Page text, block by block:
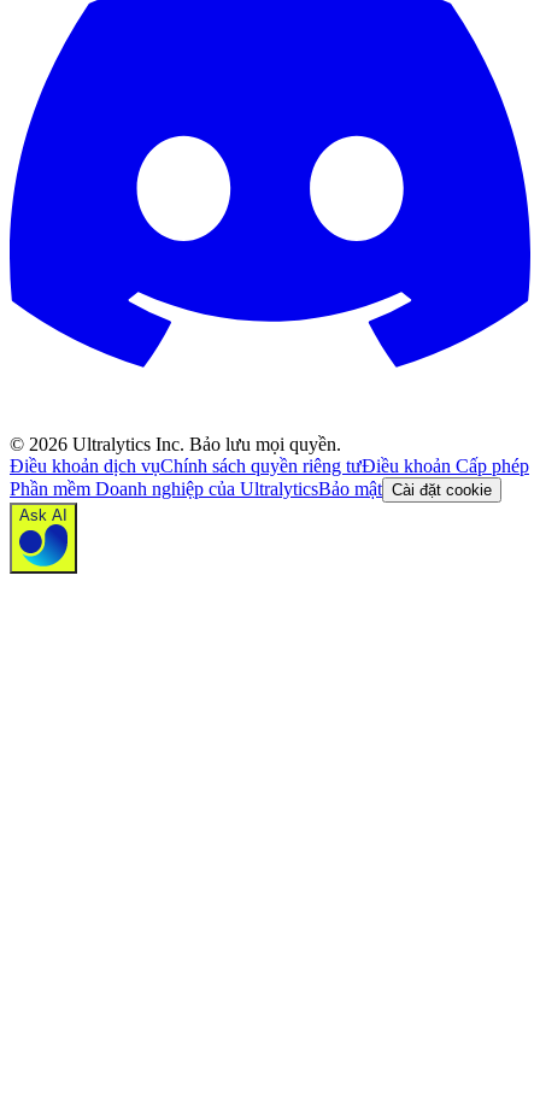
© 2026 Ultralytics Inc. Bảo lưu mọi quyền.
Điều khoản dịch vụChính sách quyền riêng tưĐiều khoản Cấp phép
Phần mềm Doanh nghiệp của UltralyticsBảo mật Cài đặt cookie
Ask AI